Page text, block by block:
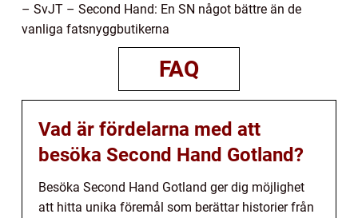
– SvJT – Second Hand: En SN något bättre än de
vanliga fatsnyggbutikerna
FAQ
Vad är fördelarna med att
besöka Second Hand Gotland?
Besöka Second Hand Gotland ger dig möjlighet
att hitta unika föremål som berättar historier från